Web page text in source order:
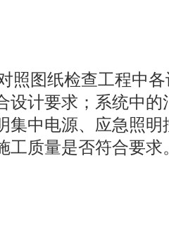
图纸检查工程中各
设计要求；系统中
集中电源、应急照
工质量是否符合要求